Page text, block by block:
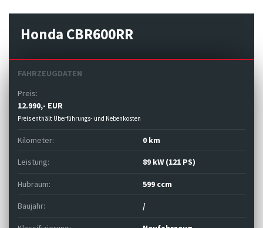
Honda CBR600RR
FAHRZEUGDATEN
Preis:
12.990,- EUR
Preis enthält Überführungs- und Nebenkosten
Kilometer: 0 km
Leistung: 89 kW (121 PS)
Hubraum: 599 ccm
Baujahr: /